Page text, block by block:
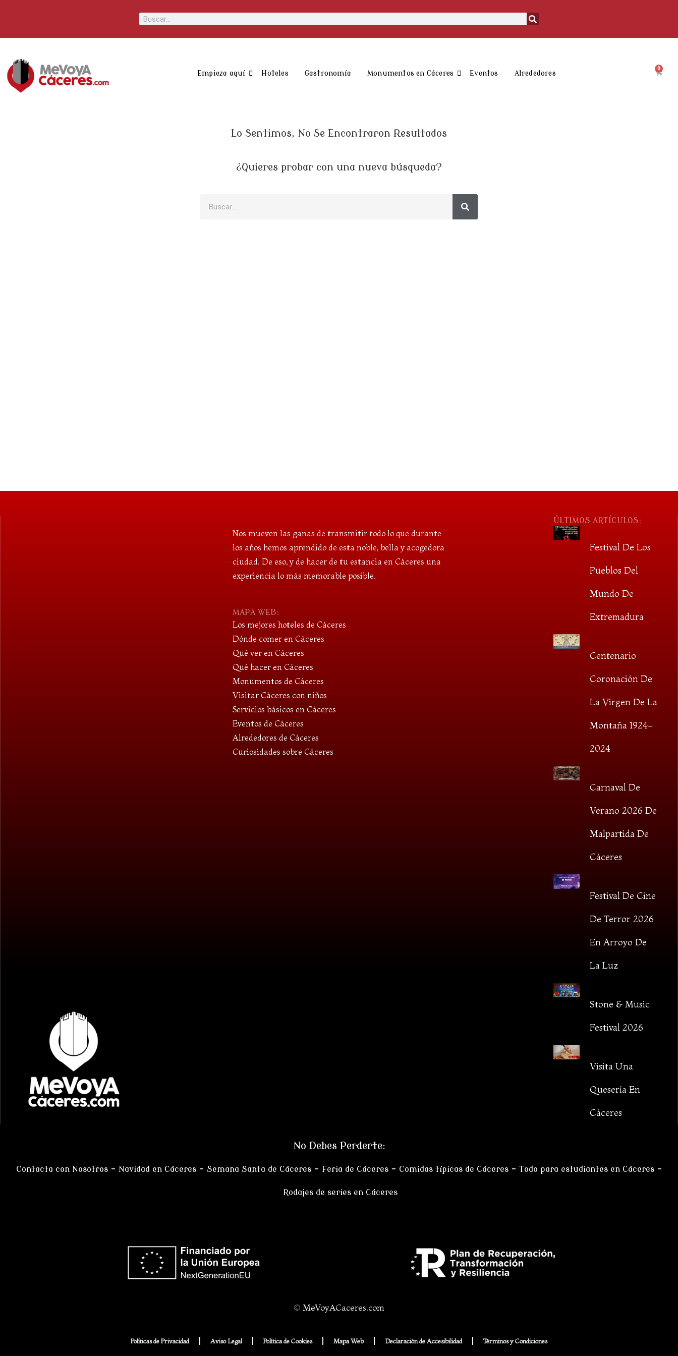
Buscar
Empieza aquí Hoteles Gastronomía Monumentos en Cáceres Eventos Alrededores
0
Lo Sentimos, No Se Encontraron Resultados
¿Quieres probar con una nueva búsqueda?
Buscar
Nos mueven las ganas de transmitir todo lo que durante
los años hemos aprendido de esta noble, bella y acogedora
ciudad. De eso, y de hacer de tu estancia en Cáceres una
experiencia lo más memorable posible.
MAPA WEB:
Los mejores hoteles de Cáceres
Dónde comer en Cáceres
Qué ver en Cáceres
Qué hacer en Cáceres
Monumentos de Cáceres
Visitar Cáceres con niños
Servicios básicos en Cáceres
Eventos de Cáceres
Alrededores de Cáceres
Curiosidades sobre Cáceres
ÚLTIMOS ARTÍCULOS:
Festival De Los
Pueblos Del
Mundo De
Extremadura
Centenario
Coronación De
La Virgen De La
Montaña 1924-
2024
Carnaval De
Verano 2026 De
Malpartida De
Cáceres
Festival De Cine
De Terror 2026
En Arroyo De
La Luz
Stone & Music
Festival 2026
Visita Una
Quesería En
Cáceres
No Debes Perderte:
Contacta con Nosotros– Navidad en Cáceres– Semana Santa de Cáceres– Feria de Cáceres – Comidas típicas de Cáceres– Todo para estudiantes en Cáceres–
Rodajes de series en Cáceres
© MeVoyACaceres.com
Políticas de Privacidad Aviso Legal Política de Cookies Mapa Web Declaración de Accesibilidad Términos y Condiciones